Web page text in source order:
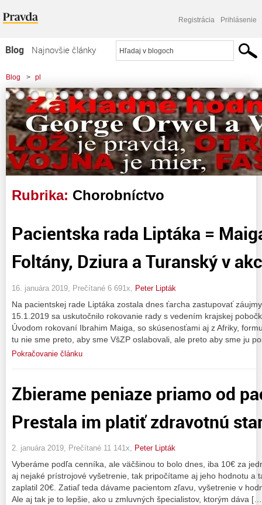
Registrácia Prihlásenie
Blog
Najnovšie články
Najčítanejšie články
Najkomentovanejšie články
Zoznam blogov
Komerčné blogy
Blog > pl
Rubrika: Chorobníctvo
Pacientska rada Liptáka =
Foltány, Dziura a Turanský v
16. januára 2019, Prečítané 6 691x, Peter Lipták
Na pacientskej rade Liptáka zostala dnes ťarcha zastupovať
15.1.2019 sa uskutočnilo rokovanie rady s vedením krajskej
Úvodom rokovaní Ibrahim Maiga, so skúsenosťami aj z Afriky,
tu nie sme preto, aby sme VšZP oslabovali, ale preto aby sme ju
Pokračovanie článku
Zbierame peniaze priamo od
Prestala im platiť zdravotnú
2. januára 2019, Prečítané 11 141x, Peter Lipták
Vyberáme podľa cenníka, ale väčšinou to bolo dnes, iba 10€ za
aj nejaké prístrojové vyšetrenie, tak pripočítame aj jeho hodnotu a
zaplatil 20€. Zatiaľ teda dávame pacientom zľavu, vyšetrenie v
Ale aj tak je to lepšie, ako u zmluvných špecialistov, ktorým dáva